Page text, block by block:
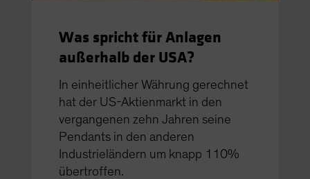
Was spricht für Anlagen
außerhalb der USA?
In einheitlicher Währung gerechnet
hat der US-Aktienmarkt in den
vergangenen zehn Jahren seine
Pendants in den anderen
Industrieländern um knapp 110%
übertroffen.